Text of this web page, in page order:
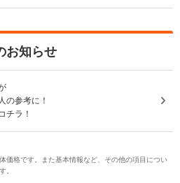
お知らせ
の参考に！
チラ！
価格です。また基本情報など、その他の項目につい
。